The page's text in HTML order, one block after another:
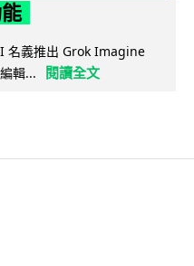
名義推出 Grok Imagine
輯...
閱讀全文